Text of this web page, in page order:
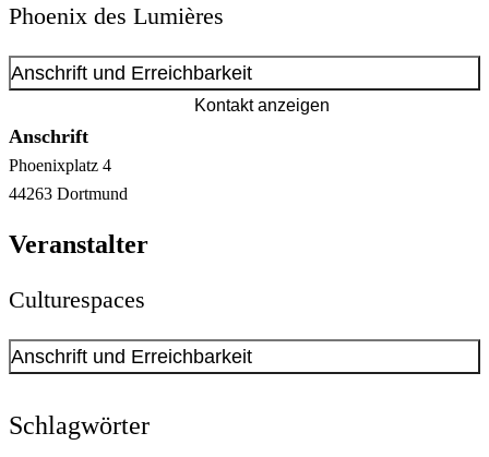
Phoenix des Lumières
Anschrift und Erreichbarkeit
Kontakt anzeigen
Anschrift
Phoenixplatz 4
44263 Dortmund
Veranstalter
Culturespaces
Anschrift und Erreichbarkeit
Schlagwörter